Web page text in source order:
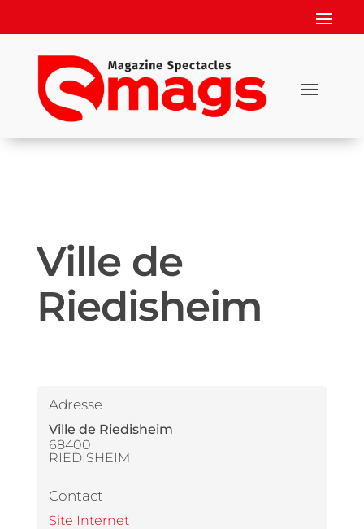
Ville de
Riedisheim
Adresse
Ville de Riedisheim
68400
RIEDISHEIM
Contact
Site Internet